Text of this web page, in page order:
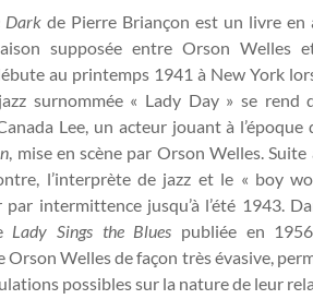
Darkde Pierre Briançon est un livre en
supposée entre Orson Welles
au printemps 1941 à New York
surnommée « Lady Day » se rend
Lee, un acteur jouant à l’époque
, mise en scène par Orson Welles.
l’interprète de jazz et le « boy
intermittence jusqu’à l’été 1943.
Lady Sings the Blues publiée en
Orson Welles de façon très évasive,
possibles sur la nature de leur